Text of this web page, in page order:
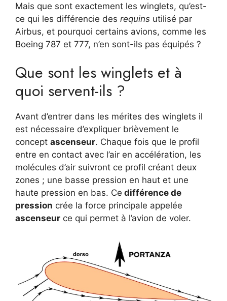
Mais que sont exactement les winglets, qu’est-
ce qui les différencie des requins utilisé par
Airbus, et pourquoi certains avions, comme les
Boeing 787 et 777, n’en sont-ils pas équipés ?
Que sont les winglets et à
quoi servent-ils ?
Avant d’entrer dans les mérites des winglets il
est nécessaire d’expliquer brièvement le
concept ascenseur. Chaque fois que le profil
entre en contact avec l’air en accélération, les
molécules d’air suivront ce profil créant deux
zones ; une basse pression en haut et une
haute pression en bas. Ce différence de
pression crée la force principale appelée
ascenseur ce qui permet à l’avion de voler.